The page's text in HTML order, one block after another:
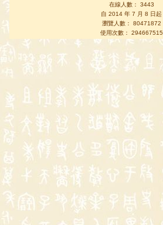
在線人數： 3443
自 2014 年 7 月 8 日起
瀏覽人數： 80471872
使用次數： 294667515